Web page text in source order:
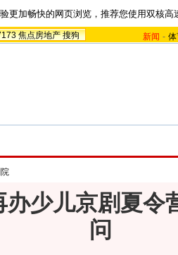
更加畅快的网页浏览，推荐您使用双核高
焦点房地产 搜狗 新闻 -
办少儿京剧夏令
问